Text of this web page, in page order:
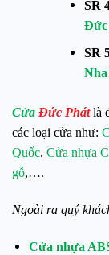
SR
Đức
SR
Cửa Đức Phátlà
các loại cửa như:
Quốc, Cửa nhựa
gỗ,….
Ngoài ra quý
Cửa nhựa